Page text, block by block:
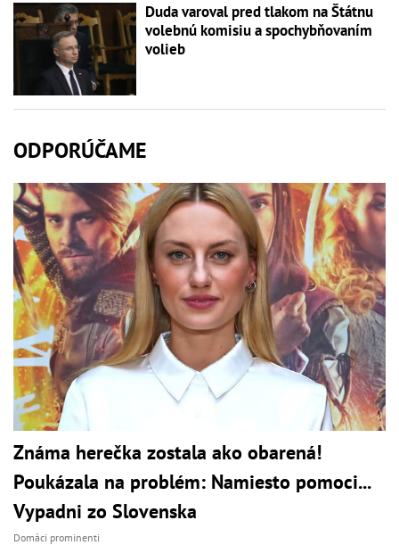
Duda varoval pred tlakom na Štátnu
volebnú komisiu a spochybňovaním
volieb
ODPORÚČAME
Známa herečka zostala ako obarená!
Poukázala na problém: Namiesto pomoci...
Vypadni zo Slovenska
Domáci prominenti